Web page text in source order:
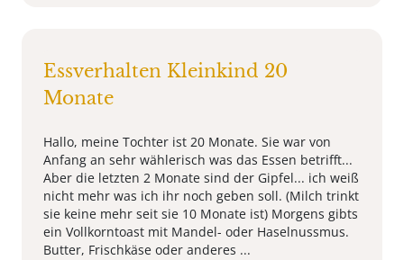
Essverhalten Kleinkind 20
Monate
Hallo, meine Tochter ist 20 Monate. Sie war von
Anfang an sehr wählerisch was das Essen betrifft...
Aber die letzten 2 Monate sind der Gipfel... ich weiß
nicht mehr was ich ihr noch geben soll. (Milch trinkt
sie keine mehr seit sie 10 Monate ist) Morgens gibts
ein Vollkorntoast mit Mandel- oder Haselnussmus.
Butter, Frischkäse oder anderes ...